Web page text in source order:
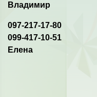
Владимир
097-217-17-80
099-417-10-51
Елена